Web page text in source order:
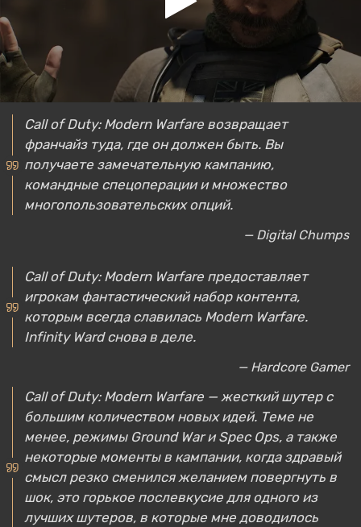
Call of Duty: Modern Warfare возвращает
франчайз туда, где он должен быть. Вы
получаете замечательную кампанию,
командные спецоперации и множество
многопользовательских опций.
— Digital Chumps
Call of Duty: Modern Warfare предоставляет
игрокам фантастический набор контента,
которым всегда славилась Modern Warfare.
Infinity Ward снова в деле.
— Hardcore Gamer
Call of Duty: Modern Warfare — жесткий шутер с
большим количеством новых идей. Теме не
менее, режимы Ground War и Spec Ops, а также
некоторые моменты в кампании, когда здравый
смысл резко сменился желанием повергнуть в
шок, это горькое послевкусие для одного из
лучших шутеров, в которые мне доводилось